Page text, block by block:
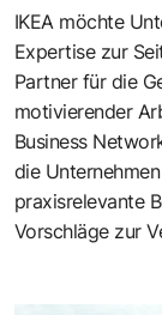
IKEA möchte
Expertise zur
Partner für die
motivierender
Business
die
praxisrelevante
Vorschläge zur